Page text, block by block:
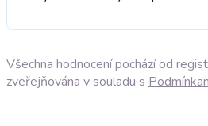
Všechna hodnocení pochází od
zveřejňována v souladu s